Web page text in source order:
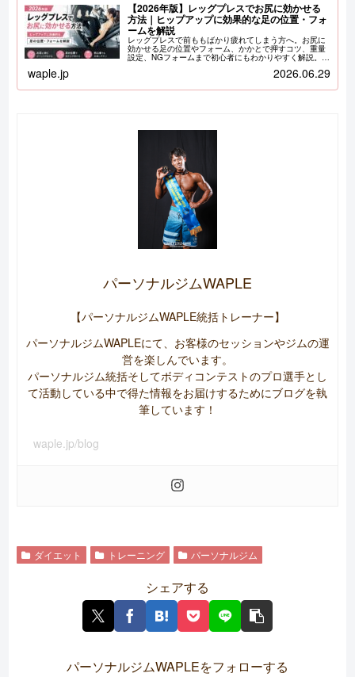
【2026年版】レッグプレスでお尻に効かせる
方法｜ヒップアップに効果的な足の位置・フォ
ームを解説
レッグプレスで前ももばかり疲れてしまう方へ。お尻に
効かせる足の位置やフォーム、かかとで押すコツ、重量
設定、NGフォームまで初心者にもわかりやすく解説。ヒ
waple.jp 2026.06.29
パーソナルジムWAPLE
【パーソナルジムWAPLE統括トレーナー】
パーソナルジムWAPLEにて、お客様のセッションやジムの運
営を楽しんでいます。
パーソナルジム統括そしてボディコンテストのプロ選手とし
て活動している中で得た情報をお届けするためにブログを執
筆しています！
waple.jp/blog
ダイエット トレーニング パーソナルジム
シェアする
パーソナルジムWAPLEをフォローする